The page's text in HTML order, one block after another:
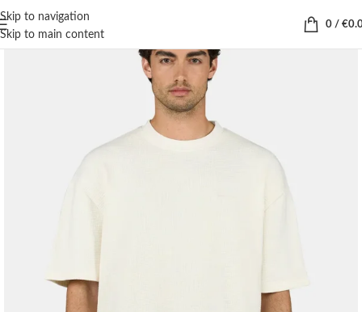
Skip to navigation
Skip to main content
0 / €